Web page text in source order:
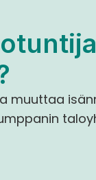
muuttaa